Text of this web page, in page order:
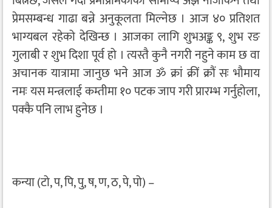
प्रेमसम्बन्ध गाढा बन्ने अनुकूलता मिल्नेछ । आज ४० प्रतिशत
भाग्यबल रहेको देखिन्छ । आजका लागि शुभअङ्क ९, शुभ रङ
गुलाबी र शुभ दिशा पूर्व हो । त्यस्तै कुनै नगरी नहुने काम छ वा
अचानक यात्रामा जानुछ भने आज ॐ क्रां क्रीं क्रौं सः भौमाय
नमः यस मन्त्रलाई कम्तीमा १० पटक जाप गरी प्रारम्भ गर्नुहोला,
पक्कै पनि लाभ हुनेछ ।
कन्या (टो, प, पि, पु, ष, ण, ठ, पे, पो) –